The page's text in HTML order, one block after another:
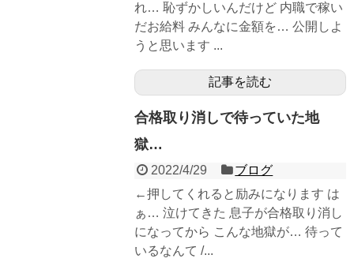
れ… 恥ずかしいんだけど 内職で稼い
だお給料 みんなに金額を… 公開しよ
うと思います ...
記事を読む
合格取り消しで待っていた地
獄…
2022/4/29
ブログ
←押してくれると励みになります は
ぁ… 泣けてきた 息子が合格取り消し
になってから こんな地獄が… 待って
いるなんて /...